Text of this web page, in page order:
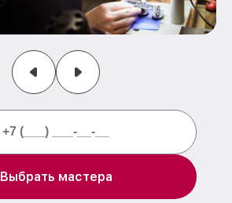
Выбрать мастера